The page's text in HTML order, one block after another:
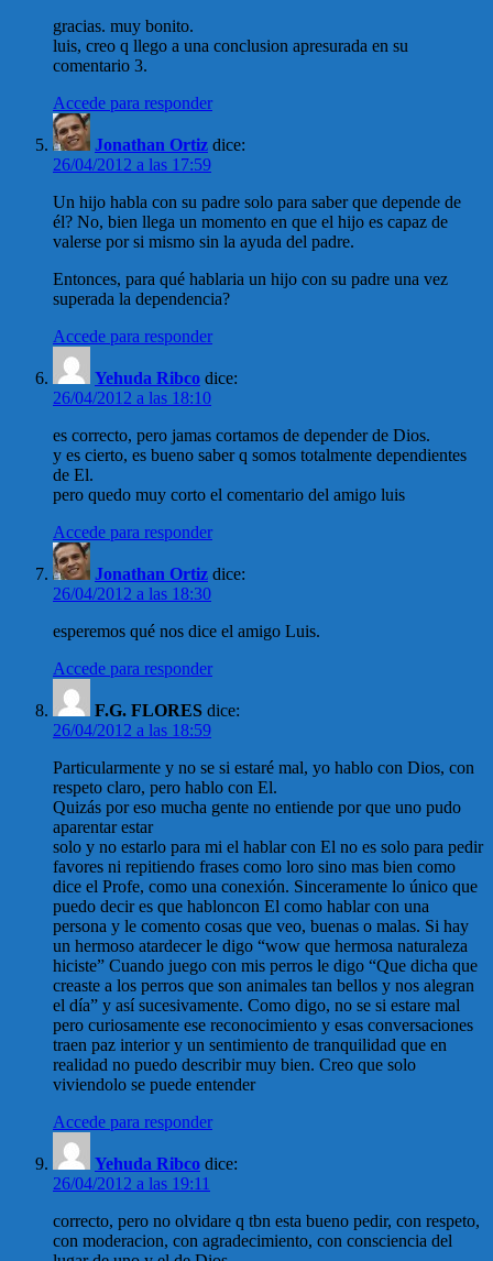
gracias. muy bonito.
luis, creo q llego a una conclusion apresurada en su
comentario 3.
Accede para responder
Jonathan Ortiz dice:
26/04/2012 a las 17:59
Un hijo habla con su padre solo para saber que depende de
él? No, bien llega un momento en que el hijo es capaz de
valerse por si mismo sin la ayuda del padre.
Entonces, para qué hablaria un hijo con su padre una vez
superada la dependencia?
Accede para responder
Yehuda Ribco dice:
26/04/2012 a las 18:10
es correcto, pero jamas cortamos de depender de Dios.
y es cierto, es bueno saber q somos totalmente dependientes
de El.
pero quedo muy corto el comentario del amigo luis
Accede para responder
Jonathan Ortiz dice:
26/04/2012 a las 18:30
esperemos qué nos dice el amigo Luis.
Accede para responder
F.G. FLORES dice:
26/04/2012 a las 18:59
Particularmente y no se si estaré mal, yo hablo con Dios, con
respeto claro, pero hablo con El.
Quizás por eso mucha gente no entiende por que uno pudo
aparentar estar
solo y no estarlo para mi el hablar con El no es solo para pedir
favores ni repitiendo frases como loro sino mas bien como
dice el Profe, como una conexión. Sinceramente lo único que
puedo decir es que habloncon El como hablar con una
persona y le comento cosas que veo, buenas o malas. Si hay
un hermoso atardecer le digo “wow que hermosa naturaleza
hiciste” Cuando juego con mis perros le digo “Que dicha que
creaste a los perros que son animales tan bellos y nos alegran
el día” y así sucesivamente. Como digo, no se si estare mal
pero curiosamente ese reconocimiento y esas conversaciones
traen paz interior y un sentimiento de tranquilidad que en
realidad no puedo describir muy bien. Creo que solo
viviendolo se puede entender
Accede para responder
Yehuda Ribco dice:
26/04/2012 a las 19:11
correcto, pero no olvidare q tbn esta bueno pedir, con respeto,
con moderacion, con agradecimiento, con consciencia del